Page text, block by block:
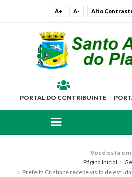
A+ A- Alto
PORTAL DO CONTRIBUINTE
Histórico
Você está em:
Página Inicial
Prefeita Cristiane recebe visita de